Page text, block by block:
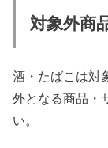
対象外商
酒・たばこは対
外となる商品・
い。